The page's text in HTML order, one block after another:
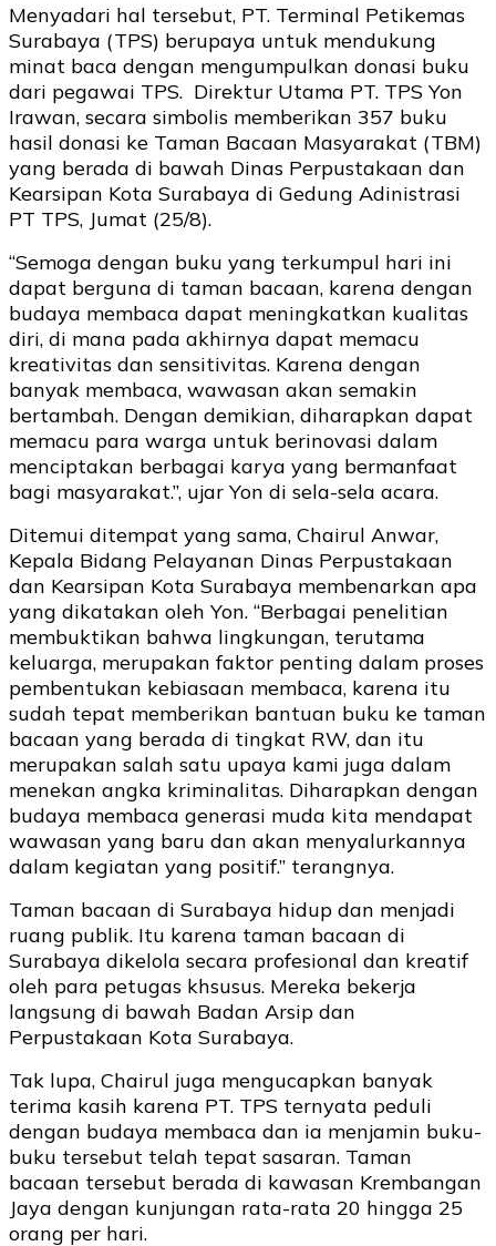
Menyadari hal tersebut, PT. Terminal Petikemas
Surabaya (TPS) berupaya untuk mendukung
minat baca dengan mengumpulkan donasi buku
dari pegawai TPS. Direktur Utama PT. TPS Yon
Irawan, secara simbolis memberikan 357 buku
hasil donasi ke Taman Bacaan Masyarakat (TBM)
yang berada di bawah Dinas Perpustakaan dan
Kearsipan Kota Surabaya di Gedung Adinistrasi
PT TPS, Jumat (25/8).
“Semoga dengan buku yang terkumpul hari ini
dapat berguna di taman bacaan, karena dengan
budaya membaca dapat meningkatkan kualitas
diri, di mana pada akhirnya dapat memacu
kreativitas dan sensitivitas. Karena dengan
banyak membaca, wawasan akan semakin
bertambah. Dengan demikian, diharapkan dapat
memacu para warga untuk berinovasi dalam
menciptakan berbagai karya yang bermanfaat
bagi masyarakat.”, ujar Yon di sela-sela acara.
Ditemui ditempat yang sama, Chairul Anwar,
Kepala Bidang Pelayanan Dinas Perpustakaan
dan Kearsipan Kota Surabaya membenarkan apa
yang dikatakan oleh Yon. “Berbagai penelitian
membuktikan bahwa lingkungan, terutama
keluarga, merupakan faktor penting dalam proses
pembentukan kebiasaan membaca, karena itu
sudah tepat memberikan bantuan buku ke taman
bacaan yang berada di tingkat RW, dan itu
merupakan salah satu upaya kami juga dalam
menekan angka kriminalitas. Diharapkan dengan
budaya membaca generasi muda kita mendapat
wawasan yang baru dan akan menyalurkannya
dalam kegiatan yang positif.” terangnya.
Taman bacaan di Surabaya hidup dan menjadi
ruang publik. Itu karena taman bacaan di
Surabaya dikelola secara profesional dan kreatif
oleh para petugas khsusus. Mereka bekerja
langsung di bawah Badan Arsip dan
Perpustakaan Kota Surabaya.
Tak lupa, Chairul juga mengucapkan banyak
terima kasih karena PT. TPS ternyata peduli
dengan budaya membaca dan ia menjamin buku-
buku tersebut telah tepat sasaran. Taman
bacaan tersebut berada di kawasan Krembangan
Jaya dengan kunjungan rata-rata 20 hingga 25
orang per hari.